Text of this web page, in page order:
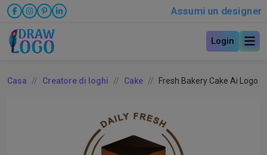
Assumi un designer
Login
Casa Creatore di loghi Cake Fresh Bakery Cake Ai Logo